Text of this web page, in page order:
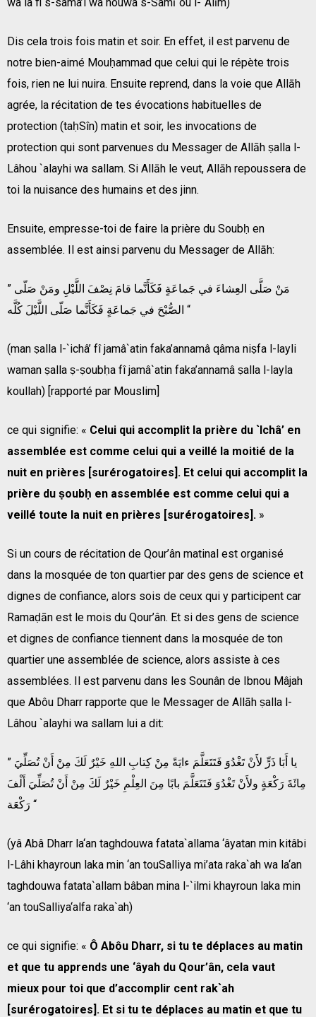
Dis cela trois fois matin et soir. En effet, il est parvenu de
notre bien-aimé Mouḥammad que celui qui le répète trois
fois, rien ne lui nuira. Ensuite reprend, dans la voie que Allāh
agrée, la récitation de tes évocations habituelles de
protection (taḥSîn) matin et soir, les invocations de
protection qui sont parvenues du Messager de Allāh ṣalla l-
Lâhou `alayhi wa sallam. Si Allāh le veut, Allāh repoussera de
toi la nuisance des humains et des jinn.
Ensuite, empresse-toi de faire la prière du Soubḥ en
assemblée. Il est ainsi parvenu du Messager de Allāh:
” مَنْ صَلَّى العِشاءَ في جَماعَةٍ فَكَأَنَّما قامَ نِصْفَ اللَّيْلِ ومَنْ صَلّى
الصُّبْحَ في جَماعَةٍ فَكَأَنَّما صَلّى اللَّيْلَ كُلَّه “
(man ṣalla l-`ichâ’ fî jamâ`atin faka’annamâ qâma niṣfa l-layli
waman ṣalla ṣ-ṣoubḥa fî jamâ`atin faka’annamâ ṣalla l-layla
koullah) [rapporté par Mouslim]
ce qui signifie: « Celui qui accomplit la prière du `Ichâ’ en
assemblée est comme celui qui a veillé la moitié de la
nuit en prières [surérogatoires]. Et celui qui accomplit la
prière du ṣoubḥ en assemblée est comme celui qui a
veillé toute la nuit en prières [surérogatoires]. »
Si un cours de récitation de Qour’ân matinal est organisé
dans la mosquée de ton quartier par des gens de science et
dignes de confiance, alors sois de ceux qui y participent car
Ramaḍān est le mois du Qour’ân. Et si des gens de science
et dignes de confiance tiennent dans la mosquée de ton
quartier une assemblée de science, alors assiste à ces
assemblées. Il est parvenu dans les Sounân de Ibnou Mâjah
que Abôu Dharr rapporte que le Messager de Allāh ṣalla l-
Lâhou `alayhi wa sallam lui a dit:
” يا أَبَا ذَرٍّ لأَنْ تَغْدُوَ فَتَتَعَلَّمَ ءايَةً مِنْ كِتابِ اللهِ خَيْرٌ لَكَ مِنْ أَنْ تُصَلِّيَ
مِائَةَ رَكْعَةٍ ولأَنْ تَغْدُوَ فَتَتَعَلَّمَ بابًا مِنَ العِلْمِ خَيْرٌ لَكَ مِنْ أَنْ تُصَلِّيَ أَلْفَ
رَكْعَة “
(yâ Abâ Dharr la‘an taghdouwa fatata`allama ‘âyatan min kitâbi
l-Lâhi khayroun laka min ‘an touSalliya mi’ata raka`ah wa la‘an
taghdouwa fatata`allam bâban mina l-`ilmi khayroun laka min
‘an touSalliya‘alfa raka`ah)
ce qui signifie: « Ô Abôu Dharr, si tu te déplaces au matin
et que tu apprends une ‘âyah du Qour’ân, cela vaut
mieux pour toi que d’accomplir cent rak`ah
[surérogatoires]. Et si tu te déplaces au matin et que tu